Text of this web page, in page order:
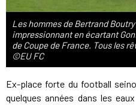
Les hommes de Bertrand
impressionnant en écartant
de Coupe de France. Tous les
©EU FC
Ex-place forte du football
quelques années dans les